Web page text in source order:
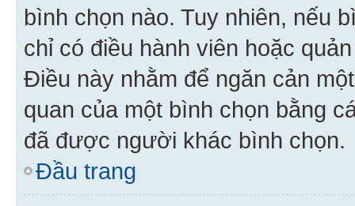
bình chọn nào. Tuy nhiên, nếu
chỉ có điều hành viên hoặc
Điều này nhằm để ngăn cản
quan của một bình chọn bằng
đã được người khác bình chọn.
Đầu trang